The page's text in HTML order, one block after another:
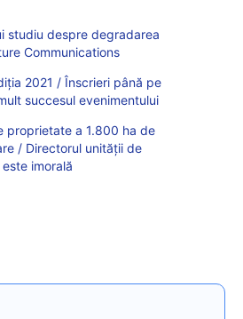
studiu despre degradarea
Communications
2021 / Înscrieri până pe
succesul evenimentului
proprietate a 1.800 ha de
/ Directorul unității de
imorală